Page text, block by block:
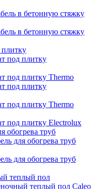
в бетонную стяжку
в бетонную стяжку
под плитку
под плитку Thermo
под плитку
под плитку Thermo
под плитку Electrolux
обогрева труб
для обогрева труб
для обогрева труб
теплый пол
теплый пол Caleo